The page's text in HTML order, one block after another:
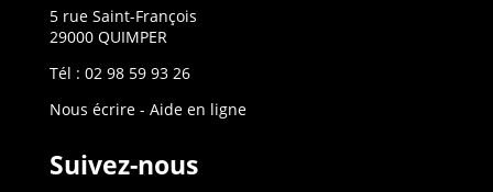
5 rue Saint-François
29000 QUIMPER
Tél : 02 98 59 93 26
Nous écrire - Aide en ligne
Suivez-nous